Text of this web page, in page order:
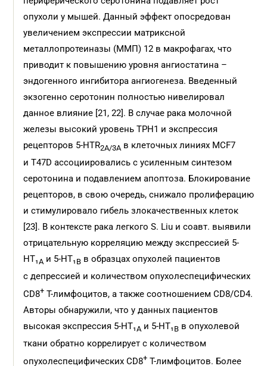
опухоли у мышей. Данный эффект опосредован
увеличением экспрессии матриксной
металлопротеиназы (ММП) 12 в макрофагах, что
приводит к повышению уровня ангиостатина –
эндогенного ингибитора ангиогенеза. Введенный
экзогенно серотонин полностью нивелировал
данное влияние [21, 22]. В случае рака молочной
железы высокий уровень TPH1 и экспрессия
рецепторов 5‑HTR2A/3A в клеточных линиях MCF7
и T47D ассоциировались с усиленным синтезом
серотонина и подавлением апоптоза. Блокирование
рецепторов, в свою очередь, снижало пролиферацию
и стимулировало гибель злокачественных клеток
[23]. В контексте рака легкого S. Liu и соавт. выявили
отрицательную корреляцию между экспрессией 5-
HT₁A и 5-HT₁ B в образцах опухолей пациентов
с депрессией и количеством опухолеспецифических
CD8+ Т-лимфоцитов, а также соотношением CD8/CD4.
Авторы обнаружили, что у данных пациентов
высокая экспрессия 5-HT₁A и 5-HT₁ B в опухолевой
ткани обратно коррелирует с количеством
опухолеспецифических CD8+ Т-лимфоцитов. Более